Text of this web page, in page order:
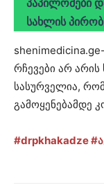
სახლის
რჩევები არ
სასურველია,
გამოყენებამდე
#drpkhakadze